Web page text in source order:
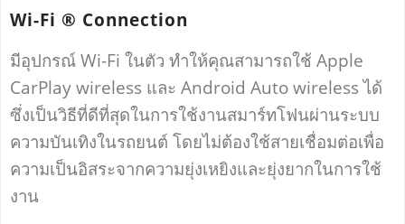
Wi-Fi ® Connection
มีอุปกรณ์ Wi-Fi ในตัว ทำให้คุณสามารถใช้ Apple
CarPlay wireless และ Android Auto wireless ได้
ซึ่งเป็นวิธีที่ดีที่สุดในการใช้งานสมาร์ทโฟนผ่านระบบ
ความบันเทิงในรถยนต์ โดยไม่ต้องใช้สายเชื่อมต่อเพื่อ
ความเป็นอิสระจากความยุ่งเหยิงและยุ่งยากในการใช้
งาน